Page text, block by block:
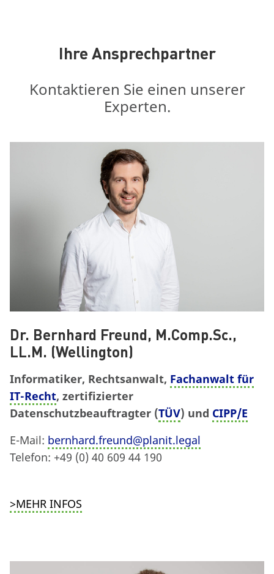
Ihre Ansprechpartner
Kontaktieren Sie einen unserer
Experten.
Dr. Bernhard Freund, M.Comp.Sc.,
LL.M. (Wellington)
Informatiker, Rechtsanwalt, Fachanwalt für
IT-Recht, zertifizierter
Datenschutzbeauftragter (TÜV) und CIPP/E
E-Mail: bernhard.freund@planit.legal
Telefon: +49 (0) 40 609 44 190
>MEHR INFOS